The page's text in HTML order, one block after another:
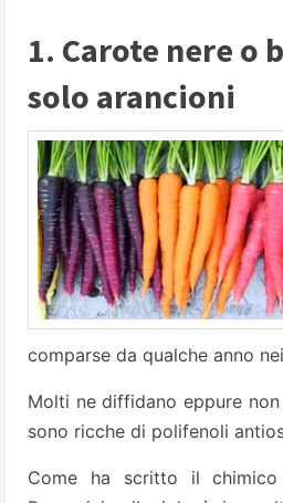
1. Carote nere o
solo arancioni
comparse da qualche anno
Molti ne diffidano eppure
sono ricche di polifenoli
Come ha scritto il